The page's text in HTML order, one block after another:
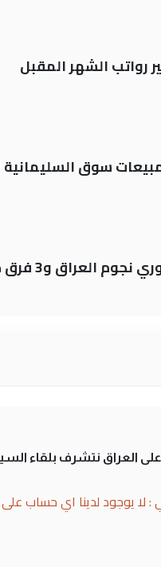
الشهر المقبل
سوق السليمانية
على العراق نتشرف بلقاء
لا يوجود لدينا اي حساب